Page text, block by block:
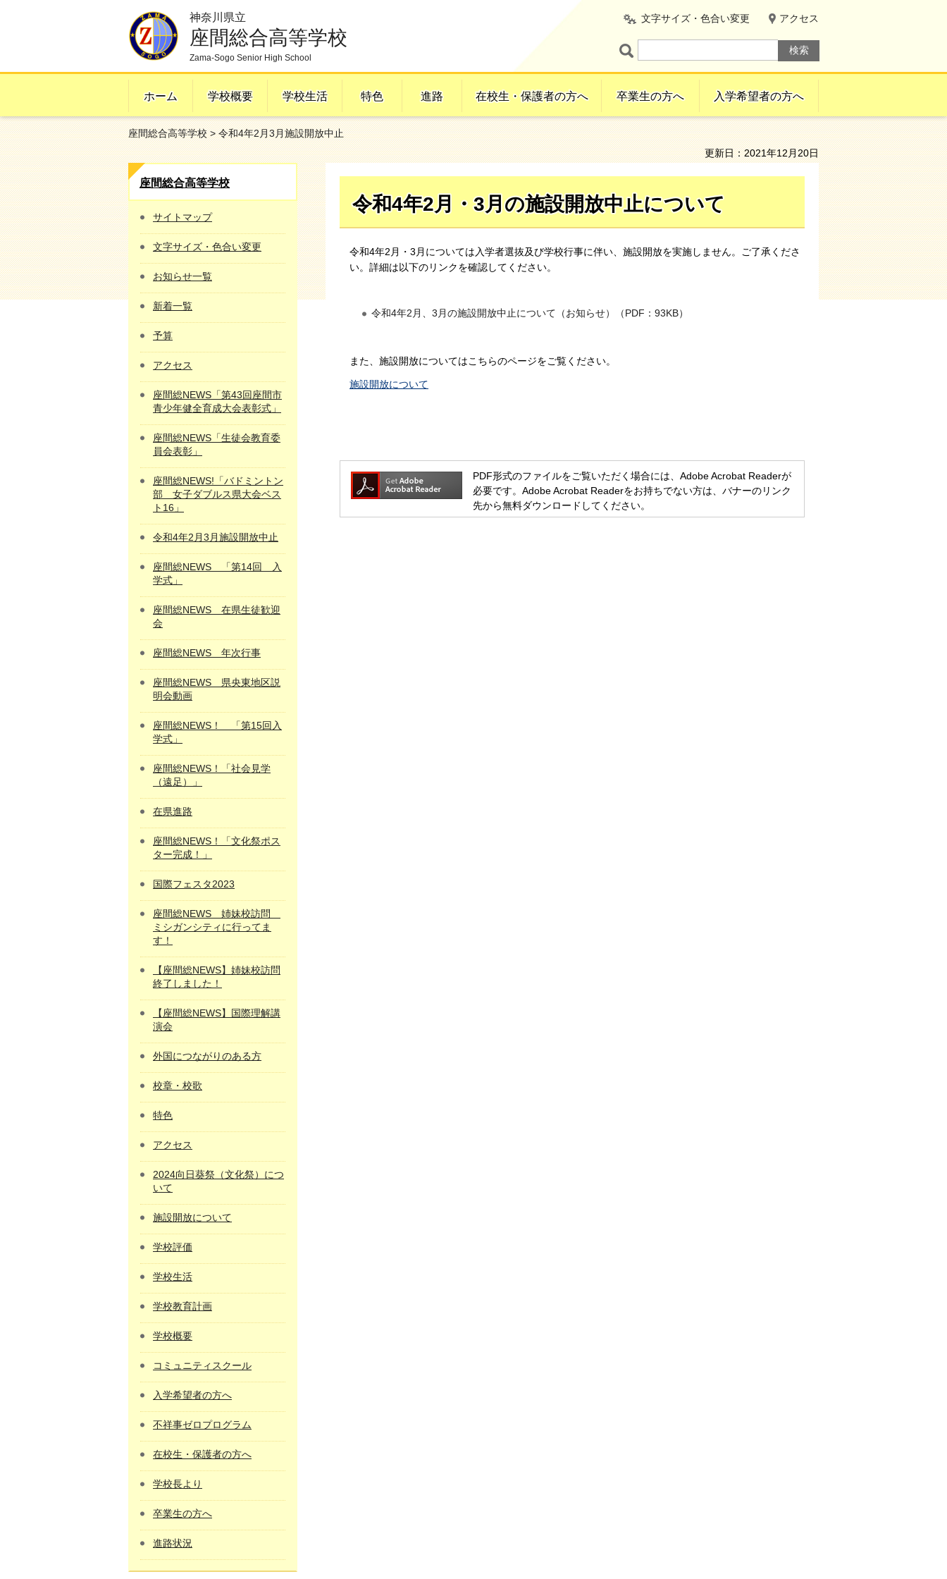
神奈川県立
座間総合高等学校
Zama-Sogo Senior High School
文字サイズ・色合い変更 アクセス
ホーム 学校概要 学校生活 特色 進路 在校生・保護者の方へ 卒業生の方へ 入学希望者の方へ
座間総合高等学校> 令和4年2月3月施設開放中止
更新日：2021年12月20日
座間総合高等学校
サイトマップ
文字サイズ・色合い変更
お知らせ一覧
新着一覧
予算
アクセス
座間総NEWS「第43回座間市
青少年健全育成大会表彰式」
座間総NEWS「生徒会教育委
員会表彰」
座間総NEWS!「バドミントン
部 女子ダブルス県大会ベス
ト16」
令和4年2月3月施設開放中止
座間総NEWS 「第14回 入
学式」
座間総NEWS 在県生徒歓迎
会
座間総NEWS 年次行事
座間総NEWS 県央東地区説
明会動画
座間総NEWS！ 「第15回入
学式」
座間総NEWS！「社会見学
（遠足）」
在県進路
座間総NEWS！「文化祭ポス
ター完成！」
国際フェスタ2023
座間総NEWS 姉妹校訪問
ミシガンシティに行ってま
す！
【座間総NEWS】姉妹校訪問
終了しました！
【座間総NEWS】国際理解講
演会
外国につながりのある方
校章・校歌
特色
アクセス
2024向日葵祭（文化祭）につ
いて
施設開放について
学校評価
学校生活
学校教育計画
学校概要
コミュニティスクール
入学希望者の方へ
不祥事ゼロプログラム
在校生・保護者の方へ
学校長より
卒業生の方へ
進路状況
令和4年2月・3月の施設開放中止について
令和4年2月・3月については入学者選抜及び学校行事に伴い、施設開放を実施しません。ご了承くださ
い。詳細は以下のリンクを確認してください。
令和4年2月、3月の施設開放中止について（お知らせ）（PDF：93KB）
また、施設開放についてはこちらのページをご覧ください。
施設開放について
PDF形式のファイルをご覧いただく場合には、Adobe Acrobat Readerが
必要です。Adobe Acrobat Readerをお持ちでない方は、バナーのリンク
先から無料ダウンロードしてください。